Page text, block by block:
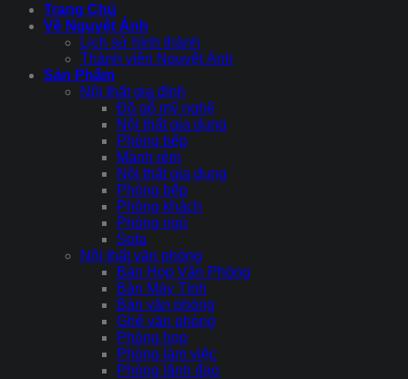
Trang Chủ
Về Nguyệt Ánh
Lịch sử hình thành
Thành viên Nguyệt Ánh
Sản Phẩm
Nội thất gia đình
Đồ gỗ mỹ nghệ
Nội thất gia dụng
Phòng bếp
Mành rèm
Nội thất gia dụng
Phòng bếp
Phòng khách
Phòng ngủ
Sofa
Nội thất văn phòng
Bàn Họp Văn Phòng
Bàn Máy Tính
Bàn văn phòng
Ghế văn phòng
Phòng họp
Phòng làm việc
Phòng lãnh đạo